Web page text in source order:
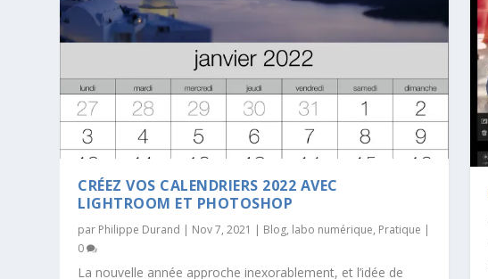
CRÉEZ VOS CALENDRIERS 2022 AVEC
LIGHTROOM ET PHOTOSHOP
par Philippe Durand | Nov 7, 2021 | Blog, labo numérique, Pratique |
0
La nouvelle année approche inexorablement, et l’idée de